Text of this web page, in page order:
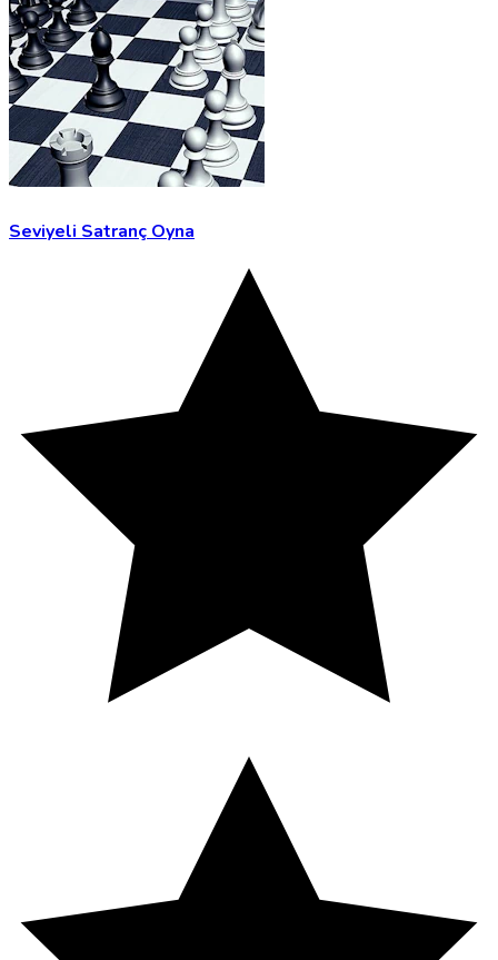
Seviyeli Satranç Oyna